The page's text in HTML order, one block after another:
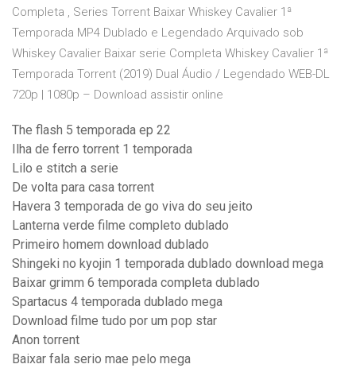
Completa , Series Torrent Baixar Whiskey Cavalier 1ª
Temporada MP4 Dublado e Legendado Arquivado sob
Whiskey Cavalier Baixar serie Completa Whiskey Cavalier 1ª
Temporada Torrent (2019) Dual Áudio / Legendado WEB-DL
720p | 1080p – Download assistir online
The flash 5 temporada ep 22
Ilha de ferro torrent 1 temporada
Lilo e stitch a serie
De volta para casa torrent
Havera 3 temporada de go viva do seu jeito
Lanterna verde filme completo dublado
Primeiro homem download dublado
Shingeki no kyojin 1 temporada dublado download mega
Baixar grimm 6 temporada completa dublado
Spartacus 4 temporada dublado mega
Download filme tudo por um pop star
Anon torrent
Baixar fala serio mae pelo mega